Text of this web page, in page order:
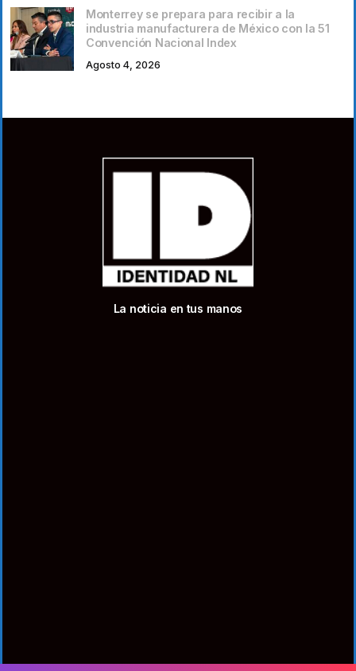
Monterrey se prepara para recibir a la
industria manufacturera de México con la 51
Convención Nacional Index
Agosto 4, 2026
La noticia en tus manos